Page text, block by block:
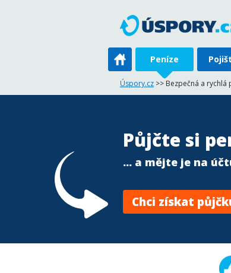
Peníze
Úspory.cz >> Bezpečná a rychlá
Půjčte si
... a mějte je na
Chci získat